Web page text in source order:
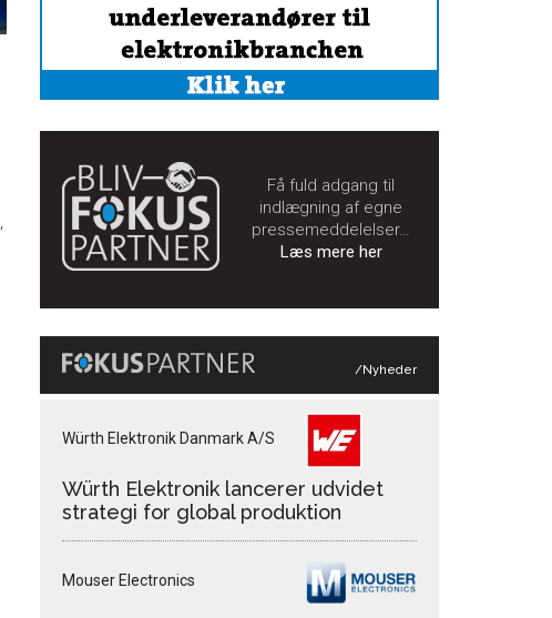
Få fuld adgang til
indlægning af egne
pressemeddelelser…
Læs mere her
/Nyheder
Würth Elektronik Danmark A/S
Würth Elektronik lancerer udvidet
strategi for global produktion
Mouser Electronics